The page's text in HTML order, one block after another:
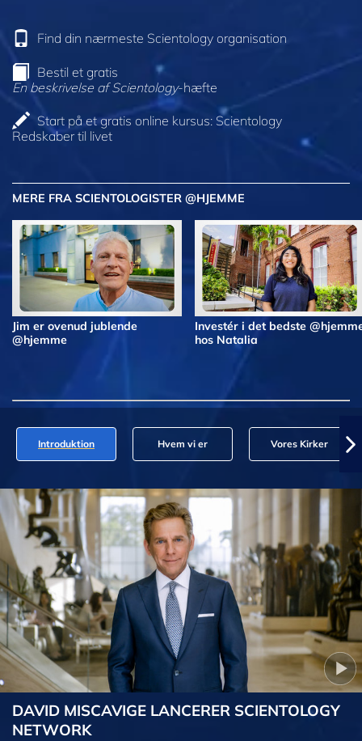
Find din nærmeste Scientology organisation
Bestil et gratis
En beskrivelse af Scientology-hæfte
Start på et gratis online kursus: Scientology
Redskaber til livet
MERE FRA SCIENTOLOGISTER @HJEMME
Jim er ovenud jublende
@hjemme
Investér i det bedste
hos Natalia
Introduktion Hvem vi er Vores Kirker
DAVID MISCAVIGE LANCERER SCIENTOLOGY
NETWORK